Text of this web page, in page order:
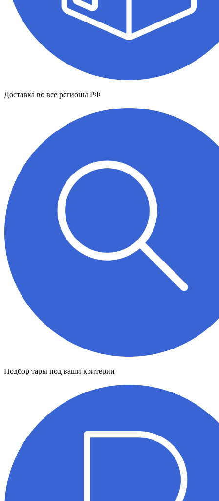
Доставка во все регионы РФ
Подбор тары под ваши критерии